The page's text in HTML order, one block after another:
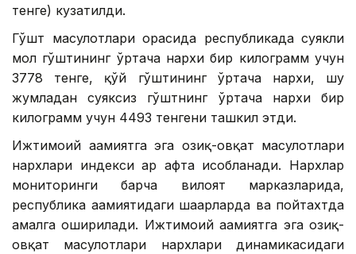
тенге) кузатилди.
Гўшт маҳсулотлари орасида республикада суякли
мол гўштининг ўртача нархи бир килограмм учун
3778 тенге, қўй гўштининг ўртача нархи, шу
жумладан суяксиз гўштнинг ўртача нархи бир
килограмм учун 4493 тенгени ташкил этди.
Ижтимоий аҳамиятга эга озиқ-овқат маҳсулотлари
нархлари индекси ҳар ҳафта ҳисобланади. Нархлар
мониторинги барча вилоят марказларида,
республика аҳамиятидаги шаҳарларда ва пойтахтда
амалга оширилади. Ижтимоий аҳамиятга эга озиқ-
овқат маҳсулотлари нархлари динамикасидаги